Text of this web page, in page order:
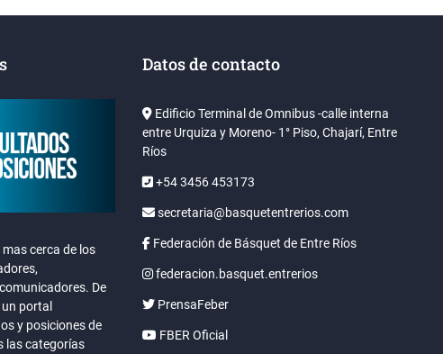
cerca de los
De
portal
y posiciones de
las categorías
Datos de contacto
Edificio Terminal de Omnibus -calle interna
entre Urquiza y Moreno- 1° Piso, Chajarí, Entre
Ríos
+54 3456 453173
secretaria@basquetentrerios.com
Federación de Básquet de Entre Ríos
federacion.basquet.entrerios
PrensaFeber
FBER Oficial